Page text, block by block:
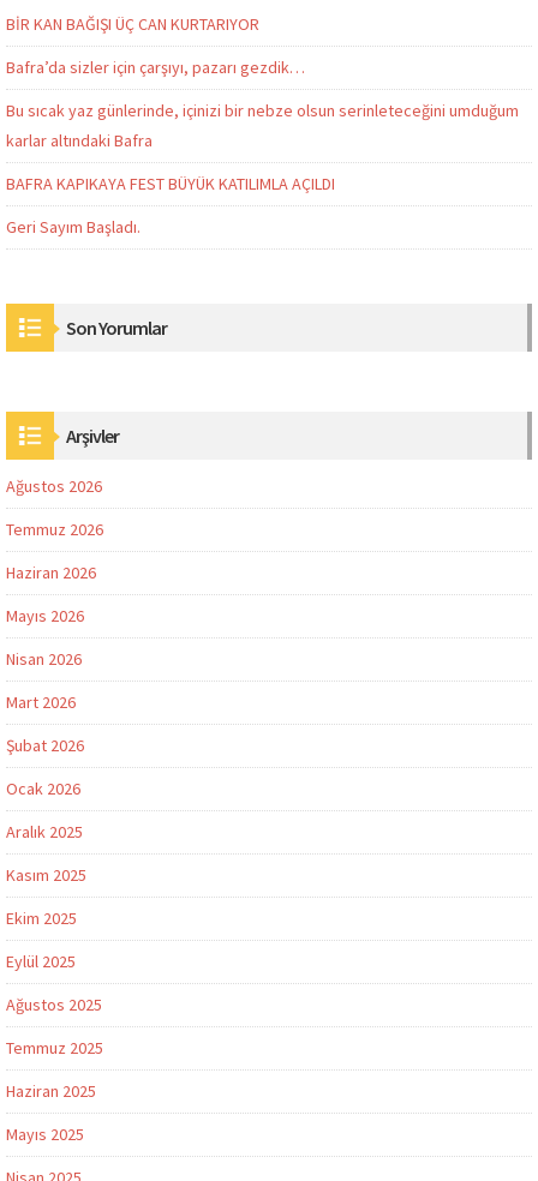
BİR KAN BAĞIŞI ÜÇ CAN KURTARIYOR
Bafra’da sizler için çarşıyı, pazarı gezdik…
Bu sıcak yaz günlerinde, içinizi bir nebze olsun serinleteceğini umduğum
karlar altındaki Bafra
BAFRA KAPIKAYA FEST BÜYÜK KATILIMLA AÇILDI
Geri Sayım Başladı.
Son Yorumlar
Arşivler
Ağustos 2026
Temmuz 2026
Haziran 2026
Mayıs 2026
Nisan 2026
Mart 2026
Şubat 2026
Ocak 2026
Aralık 2025
Kasım 2025
Ekim 2025
Eylül 2025
Ağustos 2025
Temmuz 2025
Haziran 2025
Mayıs 2025